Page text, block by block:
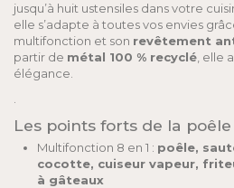
jusqu’à huit ustensiles dans votre
elle s’adapte à toutes vos envies
multifonction et son revêtement
partir de métal 100 % recyclé , elle
élégance.
Les points forts de la
Multifonction 8 en 1 : poêle,
cocotte, cuiseur vapeur,
à gâteaux